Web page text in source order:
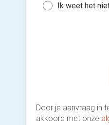
Ik weet het
Door je aanvraag in
akkoord met onze